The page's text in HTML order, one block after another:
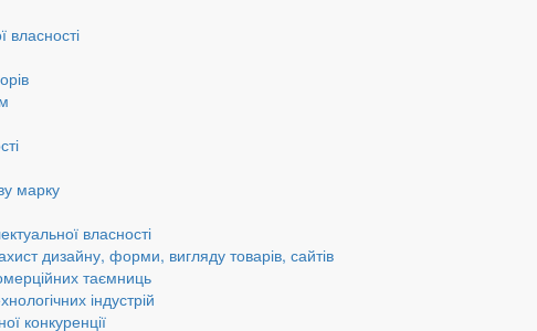
власності
марку
власності
дизайну, форми, вигляду товарів, сайтів
таємниць
індустрій
конкуренції